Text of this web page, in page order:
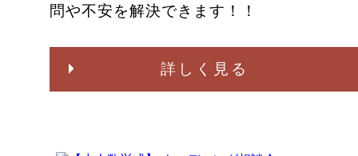
問や不安を解決できます！！
詳しく見る